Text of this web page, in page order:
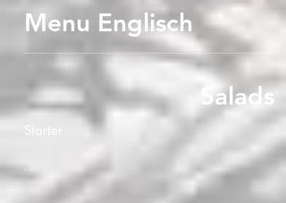
Menu Englisch
Salads
Starter